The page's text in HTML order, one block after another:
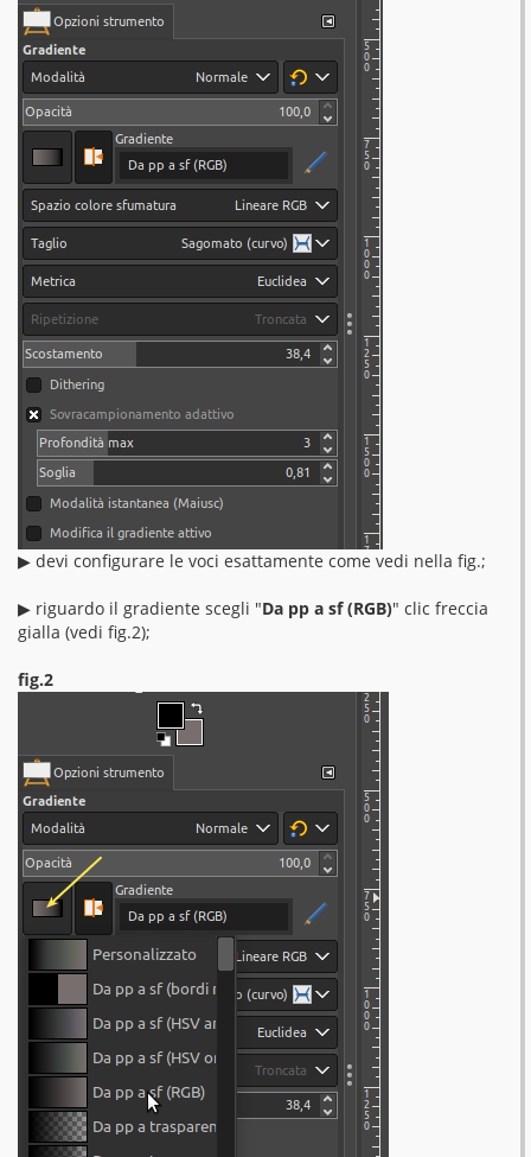
▶︎ devi configurare le voci esattamente come vedi nella fig.;
▶︎ riguardo il gradiente scegli "Da pp a sf (RGB)" clic freccia
gialla (vedi fig.2);
fig.2